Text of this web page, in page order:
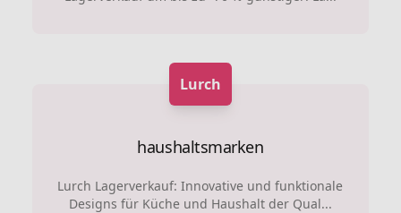
Lurch
haushaltsmarken
Lurch Lagerverkauf: Innovative und funktionale
Designs für Küche und Haushalt der Qual...